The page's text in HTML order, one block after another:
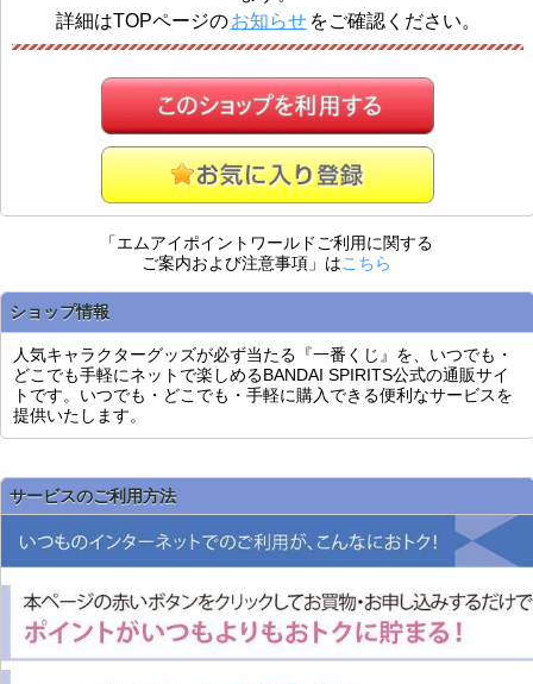
詳細はTOPページの お知らせ をご確認ください。
「エムアイポイントワールドご利用に関する
ご案内および注意事項」はこちら
ショップ情報
人気キャラクターグッズが必ず当たる『一番くじ』を、いつでも・
どこでも手軽にネットで楽しめるBANDAI SPIRITS公式の通販サイ
トです。いつでも・どこでも・手軽に購入できる便利なサービスを
提供いたします。
サービスのご利用方法